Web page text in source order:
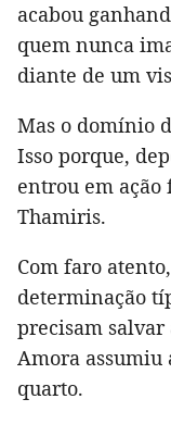
acabou
quem nunca
diante de um
Mas o domínio
Isso porque,
entrou em ação
Thamiris.
Com faro
determinação
precisam
Amora assumiu
quarto.